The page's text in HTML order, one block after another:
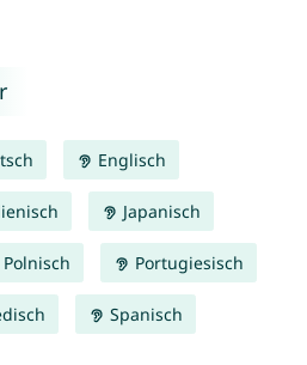
Englisch
Japanisch
Polnisch Portugiesisch
Spanisch